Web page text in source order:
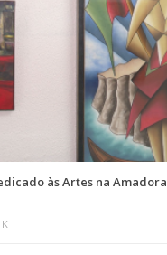
às Artes na Amadora